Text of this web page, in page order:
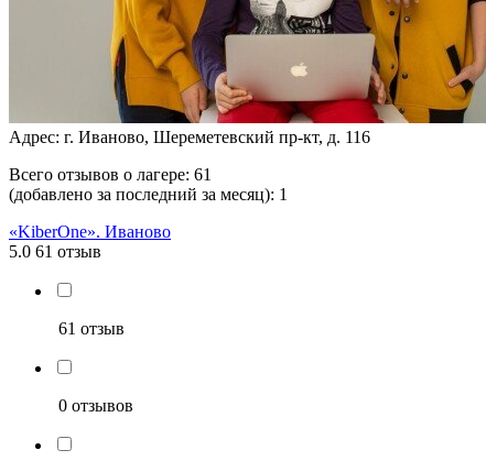
Адрес: г. Иваново, Шереметевский пр-кт, д. 116
Всего отзывов о лагере: 61
(добавлено за последний за месяц): 1
«KiberOne». Иваново
5.0 61 отзыв
61 отзыв
0 отзывов